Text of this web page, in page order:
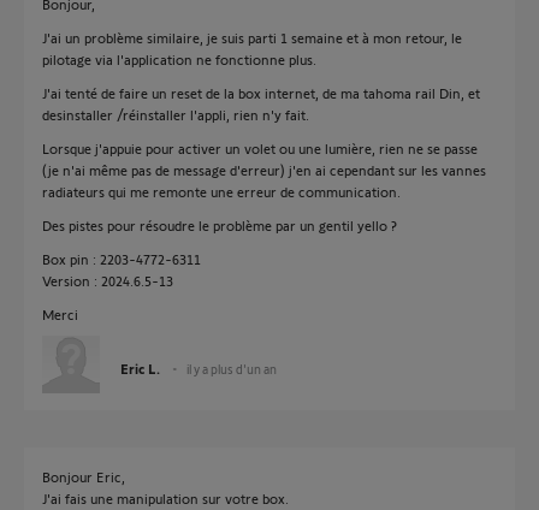
Bonjour,
J'ai un problème similaire, je suis parti 1 semaine et à mon retour, le
pilotage via l'application ne fonctionne plus.
J'ai tenté de faire un reset de la box internet, de ma tahoma rail Din, et
desinstaller /réinstaller l'appli, rien n'y fait.
Lorsque j'appuie pour activer un volet ou une lumière, rien ne se passe
(je n'ai même pas de message d'erreur) j'en ai cependant sur les vannes
radiateurs qui me remonte une erreur de communication.
Des pistes pour résoudre le problème par un gentil yello ?
Box pin : 2203-4772-6311
Version : 2024.6.5-13
Merci
Eric L. il y a plus d'un an
Bonjour Eric,
J'ai fais une manipulation sur votre box.